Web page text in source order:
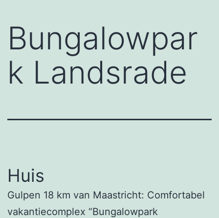
Bungalowpar
k Landsrade
Huis
Gulpen 18 km van Maastricht: Comfortabel
vakantiecomplex “Bungalowpark